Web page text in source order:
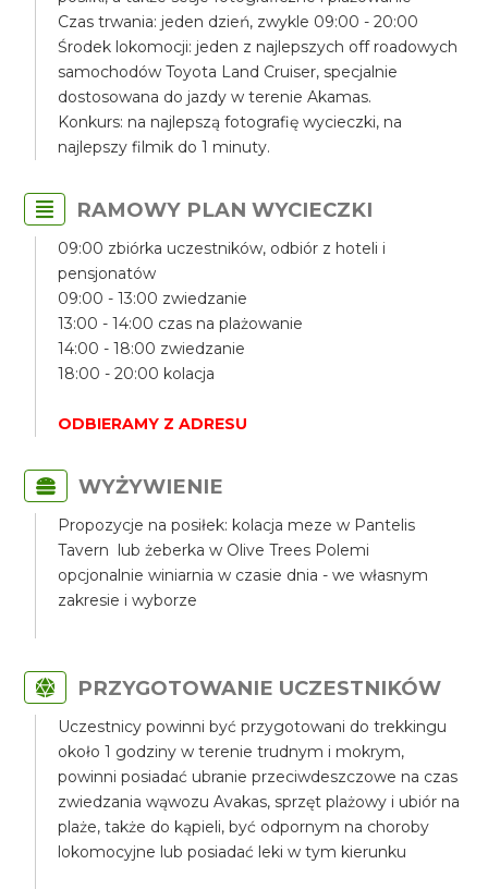
Czas trwania: jeden dzień, zwykle 09:00 - 20:00
Środek lokomocji: jeden z najlepszych off roadowych
samochodów Toyota Land Cruiser, specjalnie
dostosowana do jazdy w terenie Akamas.
Konkurs: na najlepszą fotografię wycieczki, na
najlepszy filmik do 1 minuty.
RAMOWY PLAN WYCIECZKI
09:00 zbiórka uczestników, odbiór z hoteli i
pensjonatów
09:00 - 13:00 zwiedzanie
13:00 - 14:00 czas na plażowanie
14:00 - 18:00 zwiedzanie
18:00 - 20:00 kolacja
ODBIERAMY Z ADRESU
WYŻYWIENIE
Propozycje na posiłek: kolacja meze w Pantelis
Tavern lub żeberka w Olive Trees Polemi
opcjonalnie winiarnia w czasie dnia - we własnym
zakresie i wyborze
PRZYGOTOWANIE UCZESTNIKÓW
Uczestnicy powinni być przygotowani do trekkingu
około 1 godziny w terenie trudnym i mokrym,
powinni posiadać ubranie przeciwdeszczowe na czas
zwiedzania wąwozu Avakas, sprzęt plażowy i ubiór na
plaże, także do kąpieli, być odpornym na choroby
lokomocyjne lub posiadać leki w tym kierunku